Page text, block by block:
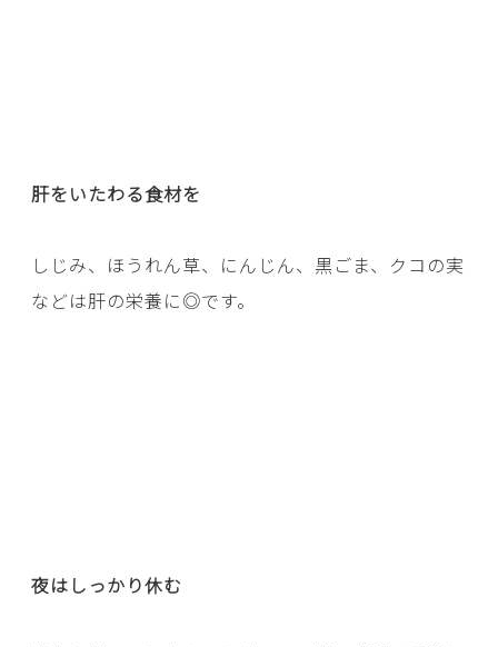
肝をいたわる食材を
しじみ、ほうれん草、にんじん、黒ごま、クコの実
などは肝の栄養に◎です。
夜はしっかり休む